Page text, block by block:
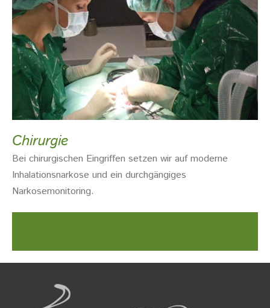
Chirurgie
Bei chirurgischen Eingriffen setzen wir auf moderne
Inhalationsnarkose und ein durchgängiges
Narkosemonitoring.